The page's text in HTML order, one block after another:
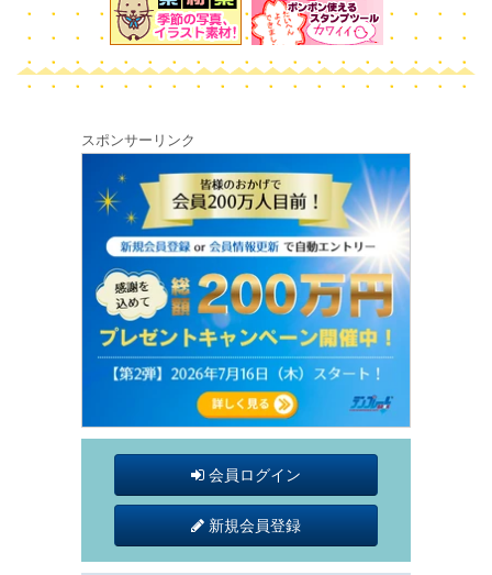
スポンサーリンク
会員ログイン
新規会員登録